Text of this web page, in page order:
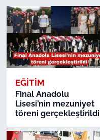
EĞİTİM
Final Anadolu
Lisesi’nin mezuniyet
töreni gerçekleştirildi
KÜLTÜR SANAT
RESMİ İLAN
SPOR
YAŞAM
EDİRNE
TEKİRDAĞ